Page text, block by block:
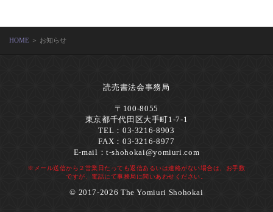
HOME ＞ お知らせ
読売書法会事務局
〒100-8055
東京都千代田区大手町1-7-1
TEL：03-3216-8903
FAX：03-3216-8977
E-mail：t-shohokai@yomiuri.com
※メール送信から２営業日たっても返信あるいは連絡がない場合は、お手数
ですが、電話にて事務局に問いあわせください。
© 2017-2026 The Yomiuri Shohokai